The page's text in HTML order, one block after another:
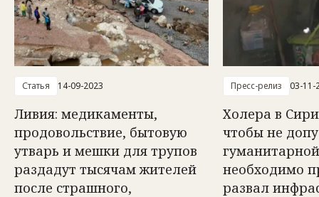
Статья 14-09-2023
Ливия: медикаменты,
продовольствие, бытовую
утварь и мешки для трупов
раздадут тысячам жителей
после страшного,
Пресс-релиз 03-11-
Холера в
чтобы не
необходимо
развал